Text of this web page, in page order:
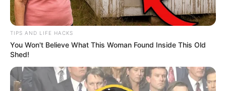
TIPS AND LIFE HACKS
You Won't Believe What This Woman Found Inside This Old
Shed!